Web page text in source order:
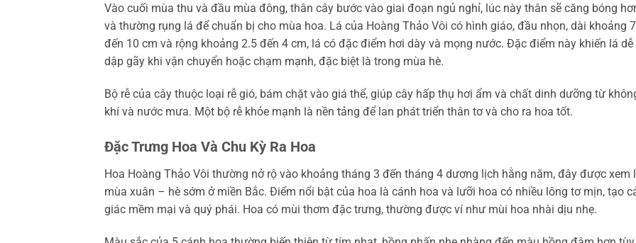
Vào cuối mùa thu và đầu mùa đông, thân cây bước vào giai đoạn ngủ nghỉ, lúc này thân sẽ căng bóng
và thường rụng lá để chuẩn bị cho mùa hoa. Lá của Hoàng Thảo Vôi có hình giáo, đầu nhọn, dài khoảng 7
đến 10 cm và rộng khoảng 2.5 đến 4 cm, lá có đặc điểm hơi dày và mọng nước. Đặc điểm này khiến lá dễ
dập gãy khi vận chuyển hoặc chạm mạnh, đặc biệt là trong mùa hè.
Bộ rễ của cây thuộc loại rễ gió, bám chặt vào giá thể, giúp cây hấp thụ hơi ẩm và chất dinh dưỡng từ
khí và nước mưa. Một bộ rễ khỏe mạnh là nền tảng để lan phát triển thân tơ và cho ra hoa tốt.
Đặc Trưng Hoa Và Chu Kỳ Ra Hoa
Hoa Hoàng Thảo Vôi thường nở rộ vào khoảng tháng 3 đến tháng 4 dương lịch hằng năm, đây được xem
mùa xuân – hè sớm ở miền Bắc. Điểm nổi bật của hoa là cánh hoa và lưỡi hoa có nhiều lông tơ mịn, tạo
giác mềm mại và quý phái. Hoa có mùi thơm đặc trưng, thường được ví như mùi hoa nhài dịu nhẹ.